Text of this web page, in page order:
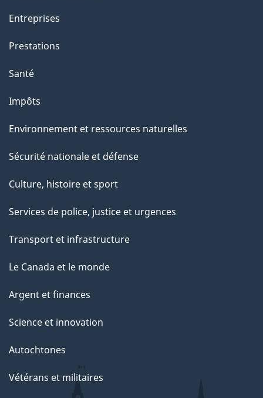
Entreprises
Prestations
Santé
Impôts
Environnement et ressources naturelles
Sécurité nationale et défense
Culture, histoire et sport
Services de police, justice et urgences
Transport et infrastructure
Le Canada et le monde
Argent et finances
Science et innovation
Autochtones
Vétérans et militaires